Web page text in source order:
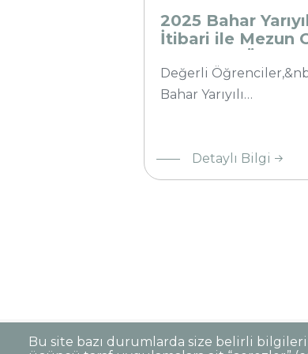
Beklenen
Öğrenciler
2025 Bahar
İtibari ile Mezun
Hakkında
Değerli
Bahar Yarıyılı…
Detaylı Bilgi
Bu site bazı durumlarda size belirli